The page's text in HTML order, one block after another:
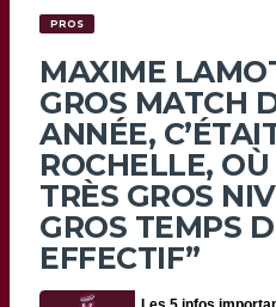
PROS
MAXIME
GROS MATCH
ANNÉE,
ROCHELLE,
TRÈS GROS
GROS TEMPS
EFFECTIF”